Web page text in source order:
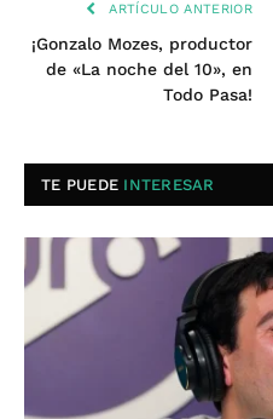
ARTÍCULO ANTERIOR
¡Gonzalo Mozes, productor
de «La noche del 10», en
Todo Pasa!
TE PUEDE INTERESAR